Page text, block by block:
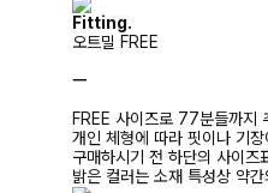
Fitting.
오트밀 FREE
ㅡ
FREE 사이즈로 77분들까지
개인 체형에 따라 핏이나 기장
구매하시기 전 하단의 사이즈
밝은 컬러는 소재 특성상 약